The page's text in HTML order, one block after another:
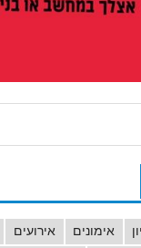
אימונים אירועים